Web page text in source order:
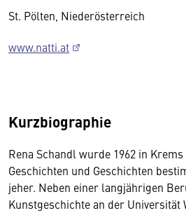
St. Pölten, Niederösterreich
www.natti.at
Kurzbiographie
Rena Schandl wurde 1962 in
Geschichten und Geschichten
jeher. Neben einer langjährigen
Kunstgeschichte an der Universität